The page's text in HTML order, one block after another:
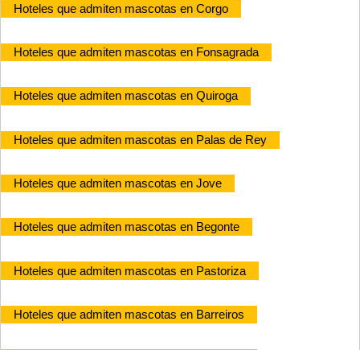
Hoteles que admiten mascotas en Corgo
Hoteles que admiten mascotas en Fonsagrada
Hoteles que admiten mascotas en Quiroga
Hoteles que admiten mascotas en Palas de Rey
Hoteles que admiten mascotas en Jove
Hoteles que admiten mascotas en Begonte
Hoteles que admiten mascotas en Pastoriza
Hoteles que admiten mascotas en Barreiros